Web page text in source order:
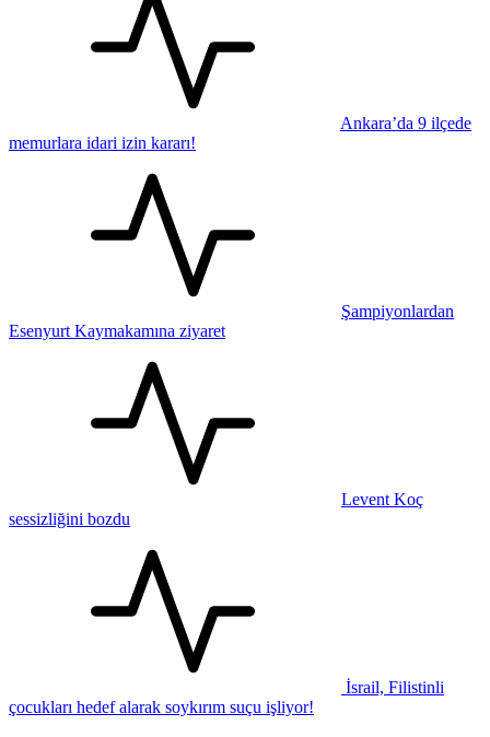
Ankara’da 9 ilçede
memurlara idari izin kararı!
Şampiyonlardan
Esenyurt Kaymakamına ziyaret
Levent Koç
sessizliğini bozdu
İsrail, Filistinli
çocukları hedef alarak soykırım suçu işliyor!